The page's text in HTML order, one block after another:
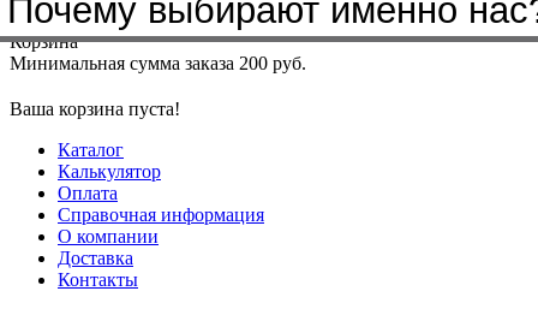
Меню+7(4912)50-37-50sbit@krep62.ru
Корзина
Минимальная сумма заказа 200 руб.
Ваша корзина пуста!
Каталог
Калькулятор
Оплата
Справочная информация
О компании
Доставка
Контакты
Почему выбирают именно